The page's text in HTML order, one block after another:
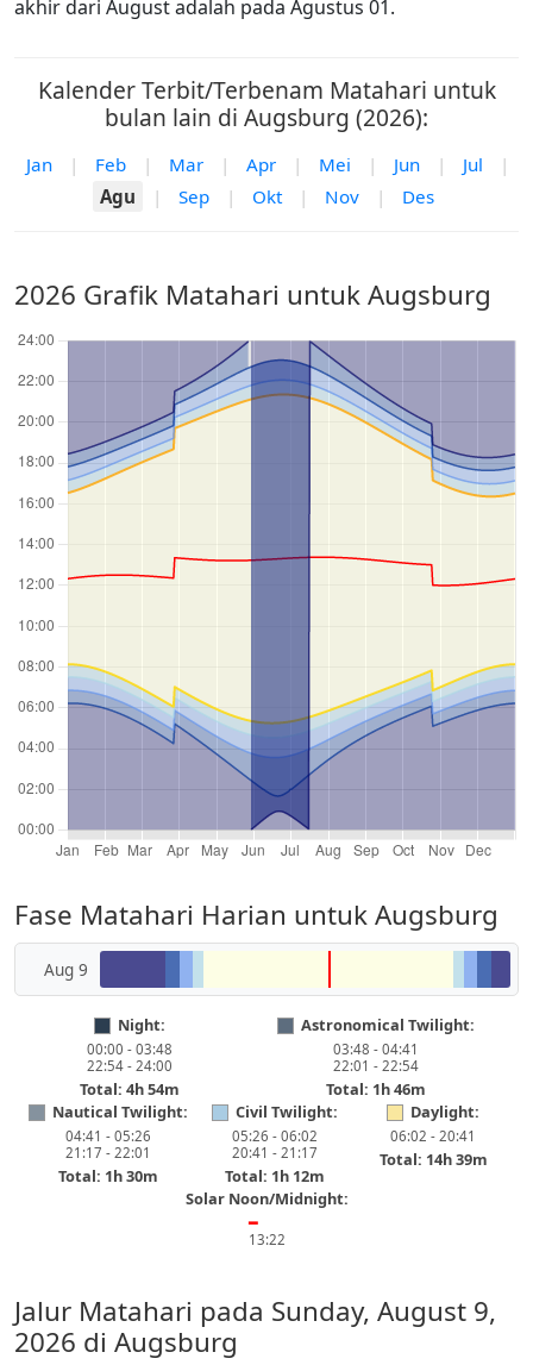
akhir dari August adalah pada Agustus 01.
Kalender Terbit/Terbenam Matahari untuk
bulan lain di Augsburg (2026):
Jan | Feb | Mar | Apr | Mei | Jun | Jul
|
Agu
| Sep | Okt | Nov | Des
2026 Grafik Matahari untuk Augsburg
Fase Matahari Harian untuk Augsburg
Aug 9
Night:
00:00 - 03:48
22:54 - 24:00
Total: 4h 54m
Astronomical Twilight:
03:48 - 04:41
22:01 - 22:54
Total: 1h 46m
Nautical Twilight:
04:41 - 05:26
21:17 - 22:01
Total: 1h 30m
Civil Twilight:
05:26 - 06:02
20:41 - 21:17
Total: 1h 12m
Daylight:
06:02 - 20:41
Total: 14h 39m
Solar Noon/Midnight:
━
13:22
Jalur Matahari pada Sunday, August 9,
2026 di Augsburg